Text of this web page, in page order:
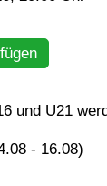
und U21
- 16.08)